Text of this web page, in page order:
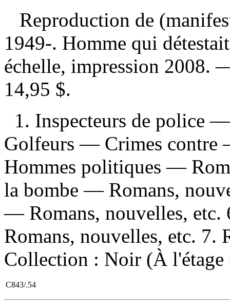
Reproduction de
1949-. Homme qui
échelle, impression 2008.
14,95 $.
1. Inspecteurs de police
Golfeurs — Crimes contre
Hommes politiques —
la bombe — Romans,
— Romans, nouvelles,
Romans, nouvelles, etc.
Collection : Noir (À l'étage
C843/.54